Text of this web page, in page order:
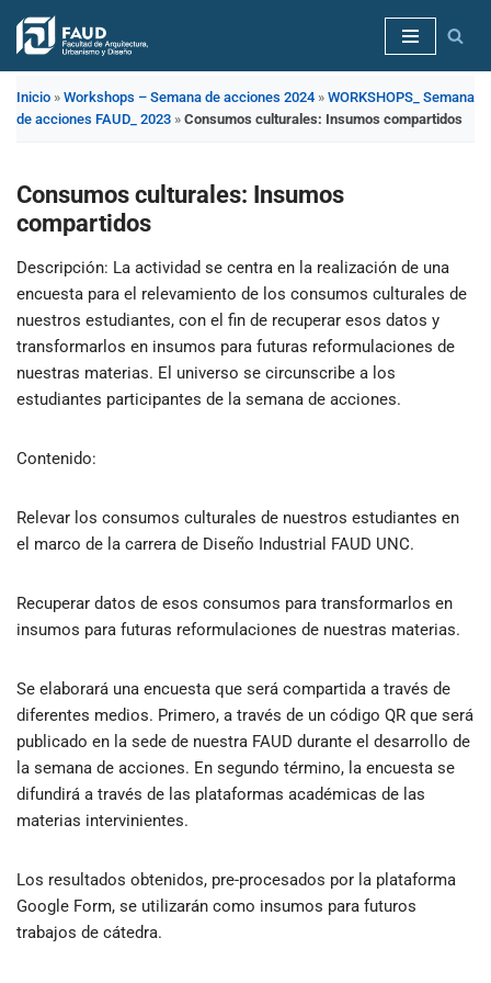
Saltar
contenido
Inicio » Workshops – Semana de acciones 2024 » WORKSHOPS_ Semana
de acciones FAUD_ 2023 » Consumos culturales: Insumos compartidos
Consumos culturales: Insumos
compartidos
Descripción: La actividad se centra en la realización de una
encuesta para el relevamiento de los consumos culturales de
nuestros estudiantes, con el fin de recuperar esos datos y
transformarlos en insumos para futuras reformulaciones de
nuestras materias. El universo se circunscribe a los
estudiantes participantes de la semana de acciones.
Contenido:
Relevar los consumos culturales de nuestros estudiantes en
el marco de la carrera de Diseño Industrial FAUD UNC.
Recuperar datos de esos consumos para transformarlos en
insumos para futuras reformulaciones de nuestras materias.
Se elaborará una encuesta que será compartida a través de
diferentes medios. Primero, a través de un código QR que será
publicado en la sede de nuestra FAUD durante el desarrollo de
la semana de acciones. En segundo término, la encuesta se
difundirá a través de las plataformas académicas de las
materias intervinientes.
Los resultados obtenidos, pre-procesados por la plataforma
Google Form, se utilizarán como insumos para futuros
trabajos de cátedra.